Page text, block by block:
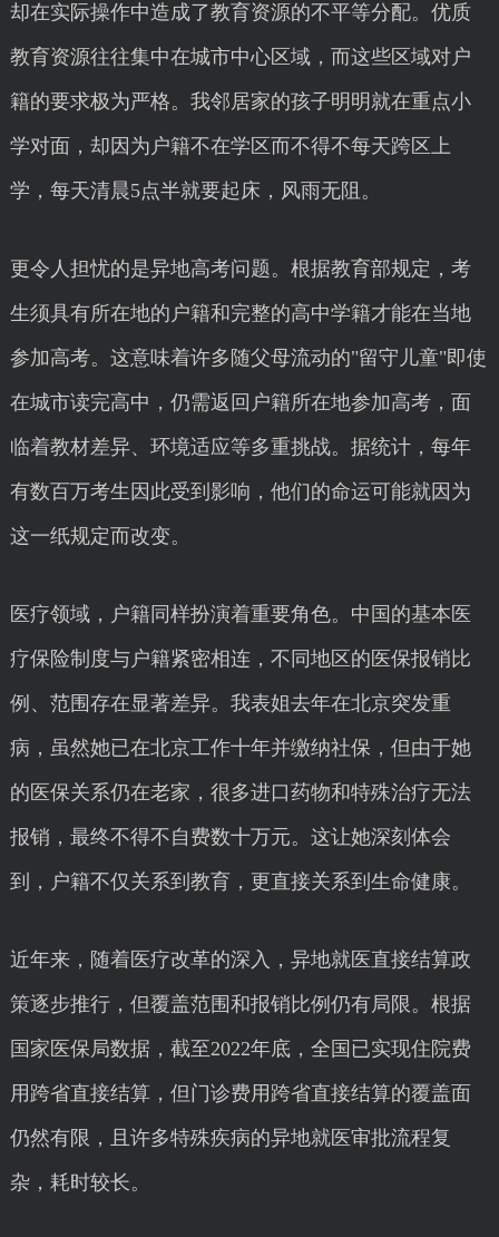
却在实际操作中造成了教育资源的不平等分配。优质
教育资源往往集中在城市中心区域，而这些区域对户
籍的要求极为严格。我邻居家的孩子明明就在重点小
学对面，却因为户籍不在学区而不得不每天跨区上
学，每天清晨5点半就要起床，风雨无阻。
更令人担忧的是异地高考问题。根据教育部规定，考
生须具有所在地的户籍和完整的高中学籍才能在当地
参加高考。这意味着许多随父母流动的"留守儿童"即使
在城市读完高中，仍需返回户籍所在地参加高考，面
临着教材差异、环境适应等多重挑战。据统计，每年
有数百万考生因此受到影响，他们的命运可能就因为
这一纸规定而改变。
医疗领域，户籍同样扮演着重要角色。中国的基本医
疗保险制度与户籍紧密相连，不同地区的医保报销比
例、范围存在显著差异。我表姐去年在北京突发重
病，虽然她已在北京工作十年并缴纳社保，但由于她
的医保关系仍在老家，很多进口药物和特殊治疗无法
报销，最终不得不自费数十万元。这让她深刻体会
到，户籍不仅关系到教育，更直接关系到生命健康。
近年来，随着医疗改革的深入，异地就医直接结算政
策逐步推行，但覆盖范围和报销比例仍有局限。根据
国家医保局数据，截至2022年底，全国已实现住院费
用跨省直接结算，但门诊费用跨省直接结算的覆盖面
仍然有限，且许多特殊疾病的异地就医审批流程复
杂，耗时较长。